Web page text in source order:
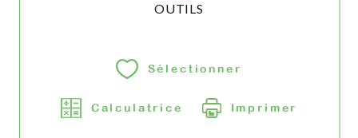
OUTILS
Sélectionner
Calculatrice Imprimer